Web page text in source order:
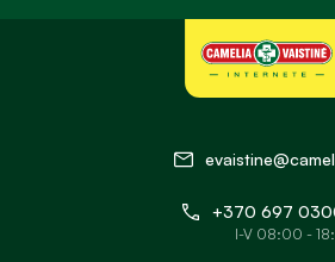
+370 697
I-V 08:00 -